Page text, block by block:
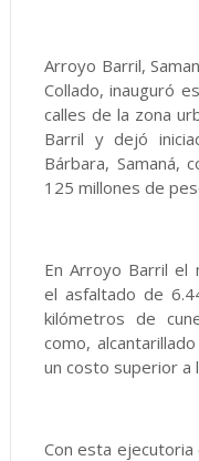
Arroyo Barril,
Collado, inauguró
calles de la zona
Barril y dejó
Bárbara, Samaná,
125 millones de
En Arroyo Barril el
el asfaltado de
kilómetros de
como,
un costo superior a
Con esta